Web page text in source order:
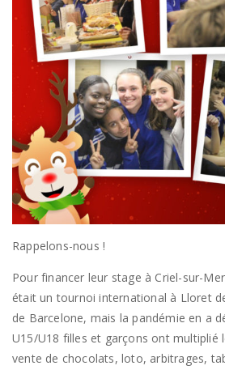
Rappelons-nous !
Pour financer leur stage à Criel-sur-
était un tournoi international à Lloret
de Barcelone, mais la pandémie en a
U15/U18 filles et garçons ont multiplié
vente de chocolats, loto, arbitrages,